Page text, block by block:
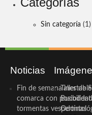
Sin categoría (1)
Noticias
Fin de semana
comarca con
tormentas vespertinas
Taller de